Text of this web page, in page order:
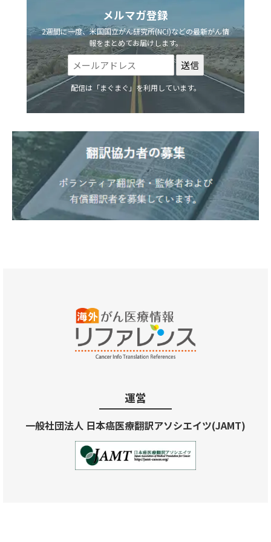
メルマガ登録
2週間に一度、米国国立がん研究所(NCI)などの最新がん情
報をまとめてお届けします。
配信は「まぐまぐ」を利用しています。
運営
一般社団法人 日本癌医療翻訳アソシエイツ(JAMT)